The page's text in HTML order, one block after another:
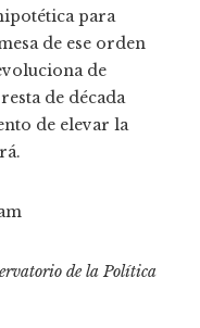
para
de ese orden
de
de década
de elevar la
de la Política